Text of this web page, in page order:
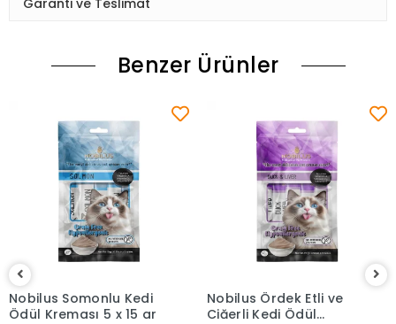
Benzer Ürünler
Nobilus Somonlu Kedi
Ödül Kreması 5 x 15 gr
Nobilus Ördek Etli ve
Ciğerli Kedi Ödül